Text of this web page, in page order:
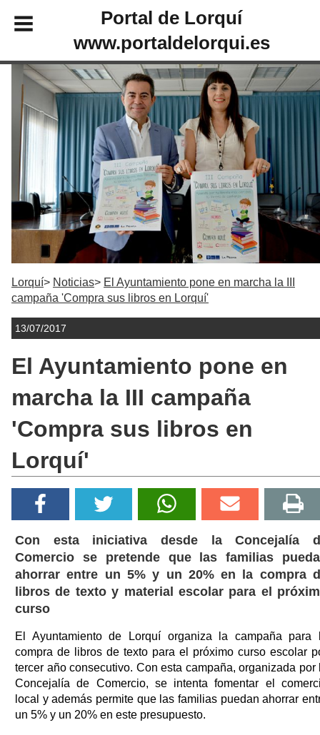
Portal de Lorquí
www.portaldelorqui.es
Lorquí Noticias
El Ayuntamiento pone en marcha la III
campaña 'Compra sus libros en Lorquí'
13/07/2017
El Ayuntamiento pone en
marcha la III campaña
'Compra sus libros en
Lorquí'
Con esta iniciativa desde la Concejalía
Comercio se pretende que las familias
ahorrar entre un 5% y un 20% en la compra
libros de texto y material escolar para el
curso
El Ayuntamiento de Lorquí organiza la campaña para
compra de libros de texto para el próximo curso escolar
tercer año consecutivo. Con esta campaña, organizada por
Concejalía de Comercio, se intenta fomentar el
local y además permite que las familias puedan ahorrar
un 5% y un 20% en este presupuesto.